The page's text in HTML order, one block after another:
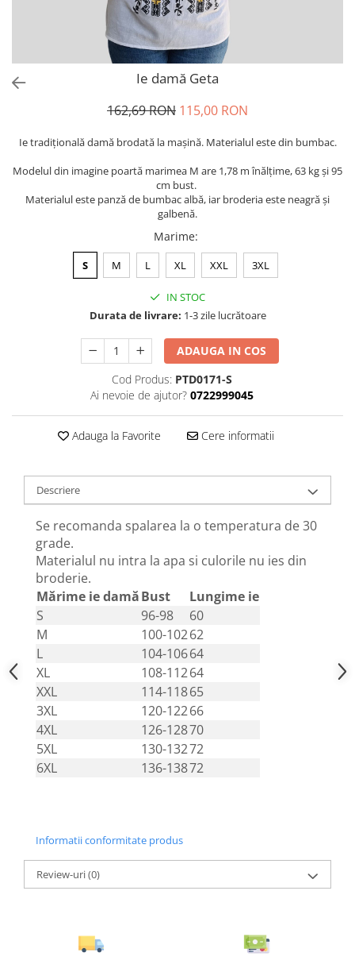
Ie damă Geta
162,69 RON 115,00 RON
Ie tradiţională damă brodată la maşină. Materialul este din bumbac.
Modelul din imagine poartă marimea M are 1,78 m înălțime, 63 kg și 95
cm bust.
Materialul este panză de bumbac albă, iar broderia este neagră și
galbenă.
Marime:
S M L XL XXL 3XL
IN STOC
Durata de livrare: 1-3 zile lucrătoare
ADAUGA IN COS
Cod Produs: PTD0171-S
Ai nevoie de ajutor? 0722999045
Adauga la Favorite Cere informatii
Descriere
Se recomanda spalarea la o temperatura de 30
grade.
Materialul nu intra la apa si culorile nu ies din
broderie.
Mărime ie damăBust
Lungime ie
S
96-98
60
M
100-10262
L
104-10664
XL
108-11264
XXL
114-11865
3XL
120-12266
4XL
126-12870
5XL
130-13272
6XL
136-13872
Informatii conformitate produs
Review-uri(0)